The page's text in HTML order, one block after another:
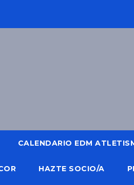
CALENDARIO EDM
HAZTE SOCIO/A